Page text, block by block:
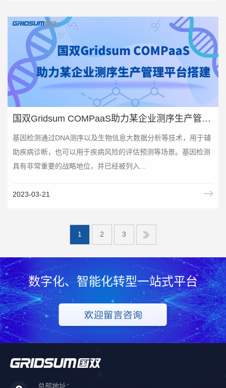
国双Gridsum COMPaaS助力某企业测序生产管理平台搭建
基因检测通过DNA测序以及生物信息大数据分析等技术，用于辅
助疾病诊断，也可以用于疾病风险的评估预测等场景。基因检测
具有非常重要的战略地位，并已经被列入...
2023-03-21
1 2 3
数字化、智能化转型一站式平台
总部地址：